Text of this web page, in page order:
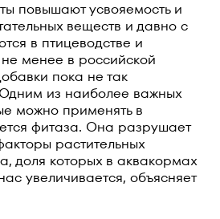
повышают усвояемость и
веществ и давно с
в птицеводстве и
менее в российской
пока не так
из наиболее важных
можно применять в
фитаза. Она разрушает
растительных
доля которых в аквакормах
увеличивается, объясняет